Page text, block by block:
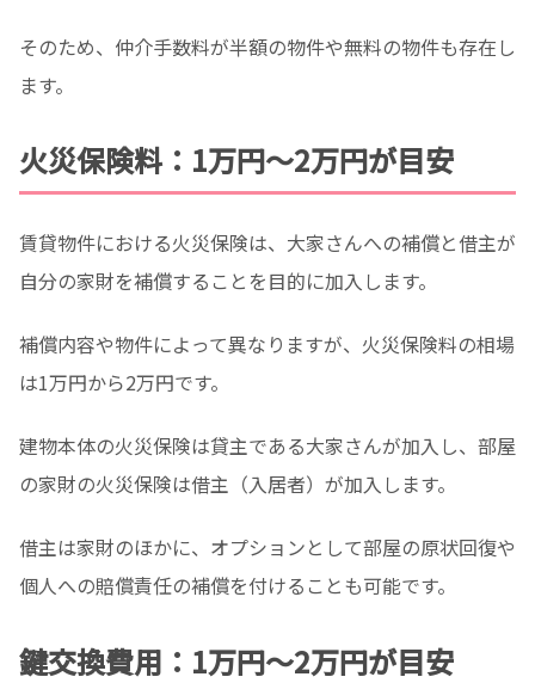
そのため、仲介手数料が半額の物件や無料の物件も存在し
ます。
火災保険料：1万円〜2万円が目安
賃貸物件における火災保険は、大家さんへの補償と借主が
自分の家財を補償することを目的に加入します。
補償内容や物件によって異なりますが、火災保険料の相場
は1万円から2万円です。
建物本体の火災保険は貸主である大家さんが加入し、部屋
の家財の火災保険は借主（入居者）が加入します。
借主は家財のほかに、オプションとして部屋の原状回復や
個人への賠償責任の補償を付けることも可能です。
鍵交換費用：1万円〜2万円が目安